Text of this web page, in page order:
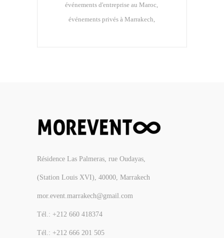
événements d'entreprise au Maroc
événements privés à Marrakech
Résidence Las Palmeras, rue Oudayas,
(Station Louis XVI), 40000, Marrakech
mor.event.marrakech@gmail.com
Tél.: +212 660 418374
Tél.: +212 666 201 505